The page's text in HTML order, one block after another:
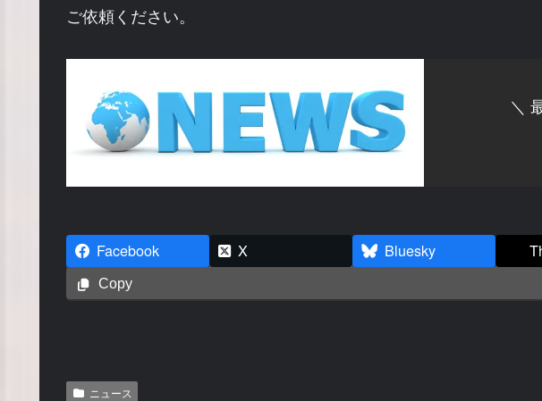
ご依頼ください。
＼
Facebook X Bluesky
Copy
ニュース